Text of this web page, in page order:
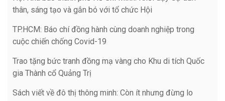
thân, sáng tạo và gắn bó với tổ chức Hội
TP.HCM: Báo chí đồng hành cùng doanh nghiệp trong
cuộc chiến chống Covid-19
Trao tặng bức tranh đồng mạ vàng cho Khu di tích Quốc
gia Thành cổ Quảng Trị
Sách viết về đô thị thông minh: Còn ít nhưng đừng lo